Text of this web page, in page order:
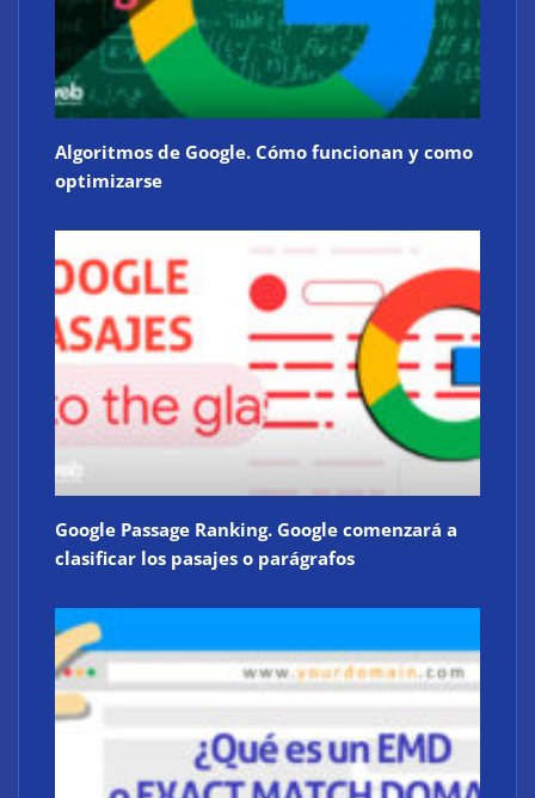
Algoritmos de Google. Cómo funcionan y como
optimizarse
Google Passage Ranking. Google comenzará a
clasificar los pasajes o parágrafos